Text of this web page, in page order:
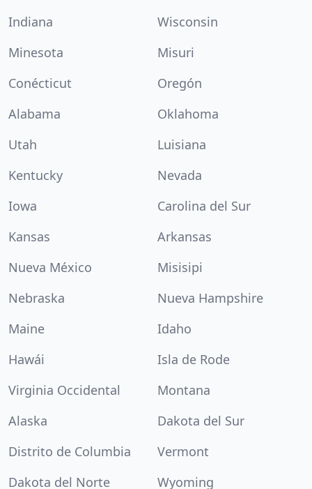
Indiana
Wisconsin
Minesota
Misuri
Conécticut
Oregón
Alabama
Oklahoma
Utah
Luisiana
Kentucky
Nevada
Iowa
Carolina del Sur
Kansas
Arkansas
Nueva México
Misisipi
Nebraska
Nueva Hampshire
Maine
Idaho
Hawái
Isla de Rode
Virginia Occidental
Montana
Alaska
Dakota del Sur
Distrito de Columbia
Vermont
Dakota del Norte
Wyoming